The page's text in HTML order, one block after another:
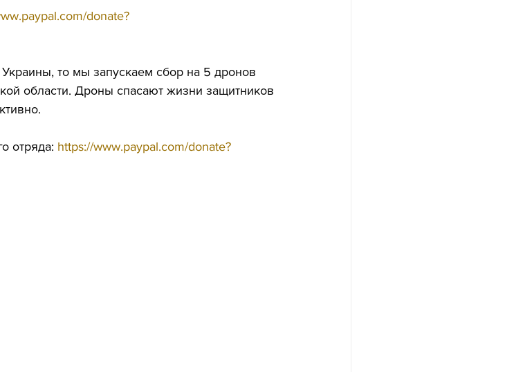
donate?
то мы запускаем сбор на 5 дронов
области. Дроны спасают жизни защитников
отряда: https://www.paypal.com/donate?